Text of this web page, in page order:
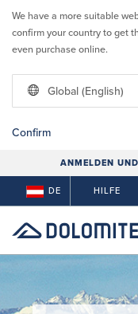
We have a more suitable
confirm your country to get
even purchase online.
Global (English)
Confirm
ANMELDEN
DE HILFE